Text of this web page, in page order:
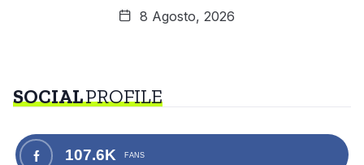
8 Agosto, 2026
SOCIALPROFILE
107.6K FANS